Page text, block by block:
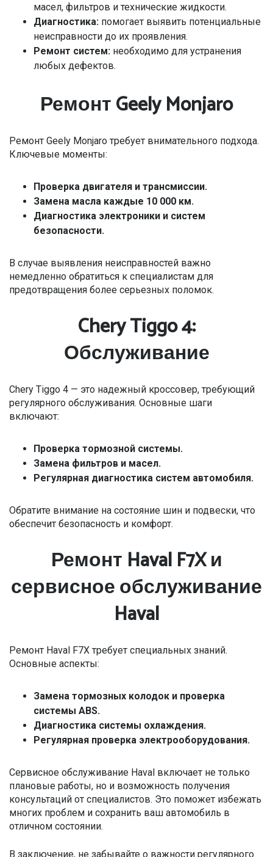
масел, фильтров и технические жидкости.
Диагностика: помогает выявить потенциальные
неисправности до их проявления.
Ремонт систем: необходимо для устранения
любых дефектов.
Ремонт Geely Monjaro
Ремонт Geely Monjaro требует внимательного подхода.
Ключевые моменты:
Проверка двигателя и трансмиссии.
Замена масла каждые 10 000 км.
Диагностика электроники и систем
безопасности.
В случае выявления неисправностей важно
немедленно обратиться к специалистам для
предотвращения более серьезных поломок.
Chery Tiggo 4:
Обслуживание
Chery Tiggo 4 — это надежный кроссовер, требующий
регулярного обслуживания. Основные шаги
включают:
Проверка тормозной системы.
Замена фильтров и масел.
Регулярная диагностика систем автомобиля.
Обратите внимание на состояние шин и подвески, что
обеспечит безопасность и комфорт.
Ремонт Haval F7X и
сервисное обслуживание
Haval
Ремонт Haval F7X требует специальных знаний.
Основные аспекты:
Замена тормозных колодок и проверка
системы ABS.
Диагностика системы охлаждения.
Регулярная проверка электрооборудования.
Сервисное обслуживание Haval включает не только
плановые работы, но и возможность получения
консультаций от специалистов. Это поможет избежать
многих проблем и сохранить ваш автомобиль в
отличном состоянии.
В заключение, не забывайте о важности регулярного